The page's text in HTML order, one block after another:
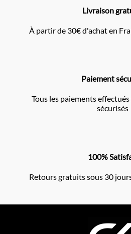
Livraison
À partir de 30€ d'achat en
Paiement
Tous les paiements
sécurisés
100%
Retours gratuits sous 30